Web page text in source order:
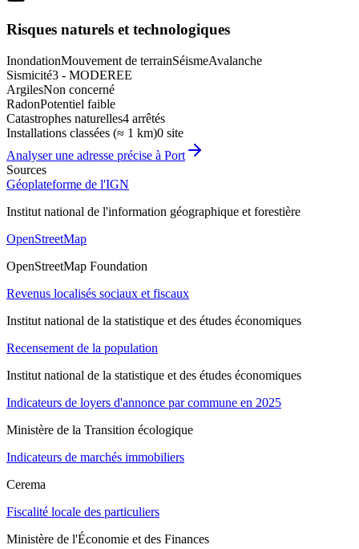
Risques naturels et technologiques
InondationMouvement de terrainSéismeAvalanche
Sismicité3 - MODEREE
ArgilesNon concerné
RadonPotentiel faible
Catastrophes naturelles4 arrêtés
Installations classées (≈ 1 km)0 site
Analyser une adresse précise à Port
Sources
Géoplateforme de l'IGN
Institut national de l'information géographique et forestière
OpenStreetMap
OpenStreetMap Foundation
Revenus localisés sociaux et fiscaux
Institut national de la statistique et des études économiques
Recensement de la population
Institut national de la statistique et des études économiques
Indicateurs de loyers d'annonce par commune en 2025
Ministère de la Transition écologique
Indicateurs de marchés immobiliers
Cerema
Fiscalité locale des particuliers
Ministère de l'Économie et des Finances